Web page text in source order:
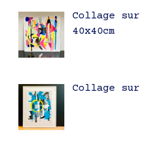
Collage
40x40cm
Collage sur